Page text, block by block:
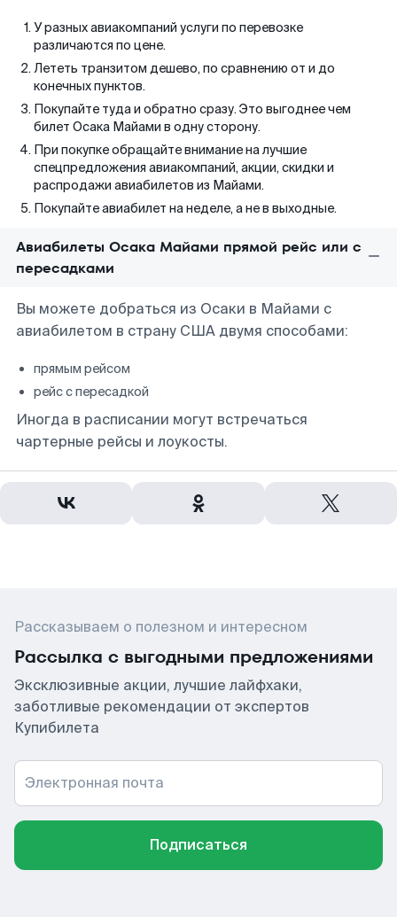
У разных авиакомпаний услуги по перевозке
различаются по цене.
Лететь транзитом дешево, по сравнению от и до
конечных пунктов.
Покупайте туда и обратно сразу. Это выгоднее чем
билет Осака Майами в одну сторону.
При покупке обращайте внимание на лучшие
спецпредложения авиакомпаний, акции, скидки и
распродажи авиабилетов из Майами.
Покупайте авиабилет на неделе, а не в выходные.
Авиабилеты Осака Майами прямой рейс или с
пересадками
Вы можете добраться из Осаки в Майами с
авиабилетом в страну США двумя способами:
прямым рейсом
рейс с пересадкой
Иногда в расписании могут встречаться
чартерные рейсы и лоукосты.
Рассказываем о полезном и интересном
Рассылка с выгодными предложениями
Эксклюзивные акции, лучшие лайфхаки,
заботливые рекомендации от экспертов
Купибилета
Электронная почта
Подписаться